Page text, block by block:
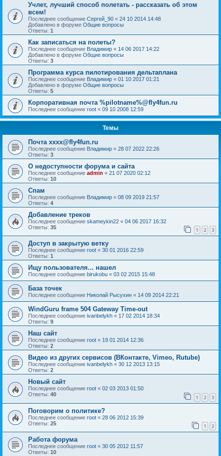
Учлет, лучший способ полетать - рассказать об этом
всем!
Последнее сообщение Сергей_90 « 24 10 2014 14:48
Добавлено в форуме Общие вопросы
Ответы: 1
Как записаться на полеты?
Последнее сообщение Владимир « 14 06 2017 14:22
Добавлено в форуме Общие вопросы
Ответы: 3
Программа курса пилотирования дельтаплана
Последнее сообщение Владимир « 01 10 2017 01:21
Добавлено в форуме Общие вопросы
Ответы: 5
Корпоративная почта %pilotname%@fly4fun.ru
Последнее сообщение root « 09 10 2008 12:59
Темы
Почта xxxx@fly4fun.ru
Последнее сообщение Владимир « 28 07 2022 22:26
Ответы: 3
О недоступности форума и сайта
Последнее сообщение admin « 21 07 2020 02:12
Ответы: 10
Спам
Последнее сообщение Владимир « 08 09 2019 21:57
Ответы: 4
Добавление треков
Последнее сообщение skameykin22 « 04 06 2017 16:32
Ответы: 35 1 2 3
Доступ в закрытую ветку
Последнее сообщение root « 30 01 2016 22:59
Ответы: 1
Ищу пользователя... нашел
Последнее сообщение birukobu « 03 02 2015 15:48
База точек
Последнее сообщение Николай Рысухин « 14 09 2014 22:21
WindGuru frame 504 Gateway Time-out
Последнее сообщение ivanbelykh « 17 02 2014 18:34
Ответы: 9
Наш сайт
Последнее сообщение root « 19 01 2014 12:36
Ответы: 2
Видео из других сервисов (ВКонтакте, Vimeo, Rutube)
Последнее сообщение ivanbelykh « 30 12 2013 13:15
Ответы: 2
Новый сайт
Последнее сообщение root « 02 03 2013 01:50
Ответы: 40 1 2 3
Поговорим о политике?
Последнее сообщение root « 28 06 2012 15:39
Ответы: 25 1 2
Работа форума
Последнее сообщение root « 30 05 2012 11:57
Ответы: 10